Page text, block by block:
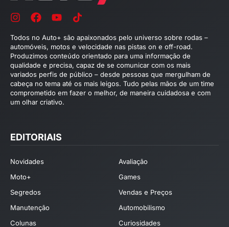
Todos no Auto+ são apaixonados pelo universo sobre rodas –
automóveis, motos e velocidade nas pistas on e off-road.
Produzimos conteúdo orientado para uma informação de
qualidade e precisa, capaz de se comunicar com os mais
variados perfis de público – desde pessoas que mergulham de
cabeça no tema até os mais leigos. Tudo pelas mãos de um time
comprometido em fazer o melhor, de maneira cuidadosa e com
um olhar criativo.
EDITORIAIS
Novidades
Avaliação
Moto+
Games
Segredos
Vendas e Preços
Manutenção
Automobilismo
Colunas
Curiosidades